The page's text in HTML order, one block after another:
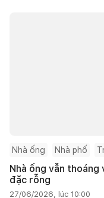
Nhà ống Nhà phố
Nhà ống vẫn
đặc rỗng
27/06/2026, lúc 10:00